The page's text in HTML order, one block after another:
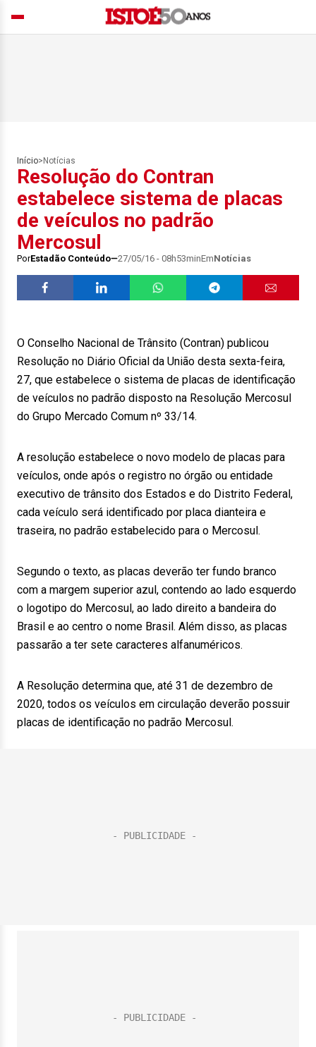
Início> Notícias
Resolução do Contran
estabelece sistema de placas
de veículos no padrão
Mercosul
PorEstadão Conteúdo 27/05/16 - 08h53minEmNotícias
O Conselho Nacional de Trânsito (Contran) publicou
Resolução no Diário Oficial da União desta sexta-feira,
27, que estabelece o sistema de placas de identificação
de veículos no padrão disposto na Resolução Mercosul
do Grupo Mercado Comum nº 33/14.
A resolução estabelece o novo modelo de placas para
veículos, onde após o registro no órgão ou entidade
executivo de trânsito dos Estados e do Distrito Federal,
cada veículo será identificado por placa dianteira e
traseira, no padrão estabelecido para o Mercosul.
Segundo o texto, as placas deverão ter fundo branco
com a margem superior azul, contendo ao lado esquerdo
o logotipo do Mercosul, ao lado direito a bandeira do
Brasil e ao centro o nome Brasil. Além disso, as placas
passarão a ter sete caracteres alfanuméricos.
A Resolução determina que, até 31 de dezembro de
2020, todos os veículos em circulação deverão possuir
placas de identificação no padrão Mercosul.